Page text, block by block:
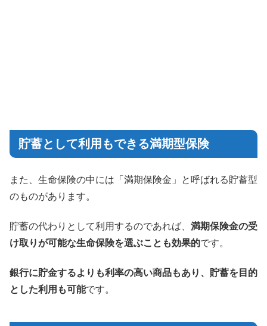
貯蓄として利用もできる満期型保険
また、生命保険の中には「満期保険金」と呼ばれる貯蓄型
のものがあります。
貯蓄の代わりとして利用するのであれば、 満期保険金の受
け取りが可能な生命保険を選ぶことも効果的です。
銀行に貯金するよりも利率の高い商品もあり、貯蓄を目的
とした利用も可能です。